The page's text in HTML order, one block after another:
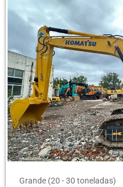
Grande (20 - 30 toneladas)